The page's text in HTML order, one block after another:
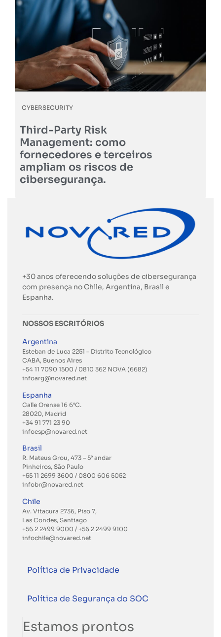
CYBERSECURITY
Third-Party Risk
Management: como
fornecedores e terceiros
ampliam os riscos de
cibersegurança.
+30 anos oferecendo soluções de cibersegurança
com presença no Chile, Argentina, Brasil e
Espanha.
NOSSOS ESCRITÓRIOS
Argentina
Esteban de Luca 2251 – Distrito Tecnológico
CABA, Buenos Aires
+54 11 7090 1500 / 0810 362 NOVA (6682)
infoarg@novared.net
Espanha
Calle Orense 16 6°C.
28020, Madrid
+34 91 771 23 90
infoesp@novared.net
Brasil
R. Mateus Grou, 473 – 5° andar
Pinheiros, São Paulo
+55 11 2699 3600 / 0800 606 5052
infobr@novared.net
Chile
Av. Vitacura 2736, Piso 7,
Las Condes, Santiago
+56 2 2499 9000 / +56 2 2499 9100
infochile@novared.net
Política de Privacidade
Política de Segurança do SOC
Estamos prontos